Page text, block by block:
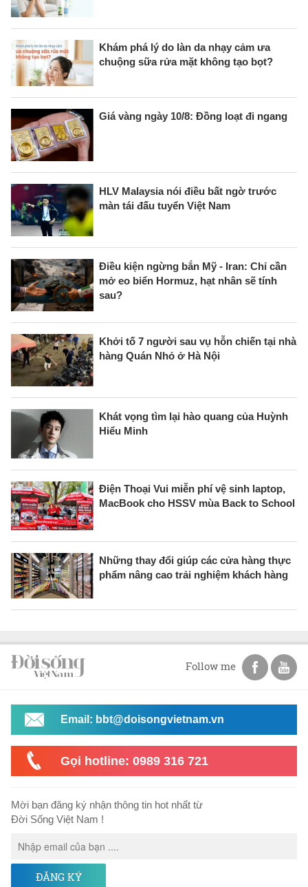
Khám phá lý do làn da nhạy cảm ưa
chuộng sữa rửa mặt không tạo bọt?
Giá vàng ngày 10/8: Đồng loạt đi ngang
HLV Malaysia nói điều bất ngờ trước
màn tái đấu tuyển Việt Nam
Điều kiện ngừng bắn Mỹ - Iran: Chỉ cần
mở eo biển Hormuz, hạt nhân sẽ tính
sau?
Khởi tố 7 người sau vụ hỗn chiến tại nhà
hàng Quán Nhỏ ở Hà Nội
Khát vọng tìm lại hào quang của Huỳnh
Hiểu Minh
Điện Thoại Vui miễn phí vệ sinh laptop,
MacBook cho HSSV mùa Back to School
Những thay đổi giúp các cửa hàng thực
phẩm nâng cao trải nghiệm khách hàng
Follow me
Email: bbt@doisongvietnam.vn
Gọi hotline: 0989 316 721
Mời bạn đăng ký nhận thông tin hot nhất từ
Đời Sống Việt Nam !
ĐĂNG KÝ